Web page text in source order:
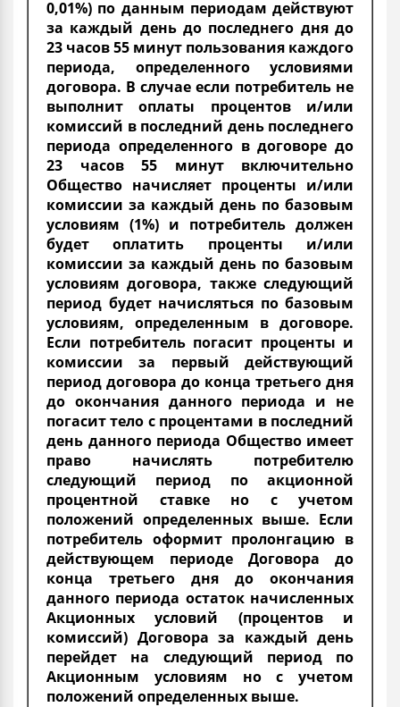
0,01%) по данным периодам действуют
за каждый день до последнего дня до
23 часов 55 минут пользования каждого
периода, определенного условиями
договора. В случае если потребитель не
выполнит оплаты процентов и/или
комиссий в последний день последнего
периода определенного в договоре до
23 часов 55 минут включительно
Общество начисляет проценты и/или
комиссии за каждый день по базовым
условиям (1%) и потребитель должен
будет оплатить проценты и/или
комиссии за каждый день по базовым
условиям договора, также следующий
период будет начисляться по базовым
условиям, определенным в договоре.
Если потребитель погасит проценты и
комиссии за первый действующий
период договора до конца третьего дня
до окончания данного периода и не
погасит тело с процентами в последний
день данного периода Общество имеет
право начислять потребителю
следующий период по акционной
процентной ставке но с учетом
положений определенных выше. Если
потребитель оформит пролонгацию в
действующем периоде Договора до
конца третьего дня до окончания
данного периода остаток начисленных
Акционных условий (процентов и
комиссий) Договора за каждый день
перейдет на следующий период по
Акционным условиям но с учетом
положений определенных выше.